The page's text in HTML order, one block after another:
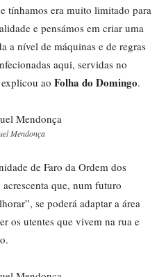
tínhamos era muito limitado para
e pensámos em criar uma
a nível de máquinas e de regras
aqui, servidas no
ao Folha do Domingo.
Mendonça
de Faro da Ordem dos
que, num futuro
se poderá adaptar a área
os utentes que vivem na rua e